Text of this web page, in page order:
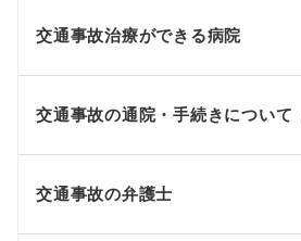
交通事故治療ができる病院
交通事故の通院・手続きについて
交通事故の弁護士